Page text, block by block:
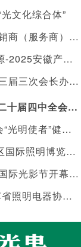
文化综合体”
关于授予第二届安徽省县级优秀照明经销商（服务商）“健康照明守护人”称号暨落实表彰及扶持措施的通知
“聚光赋能 共创辉煌”长秦照明&东菱电源-2025安徽产品发布会在合肥举行
安徽省照明电器协会三届二次理事会暨三届三次会长办公会顺利召开
协会党建 | 我会组织参加学习贯彻党的二十届四中全会精神宣讲报告会
美好安徽·与光同行 安徽省照明电器协会“光明使者”健康照明进校园，向利辛县城北镇陈营村小学捐赠价值十万元护眼灯具
【协会动态】协会出席“2025第五届邹区国际照明博览会”开幕式
【协会动态】协会应邀出席第二届上海国际光影节开幕式及光影艺术国际研讨会
【协会动态】安照协应邀出席2025江苏省照明电器协会年会